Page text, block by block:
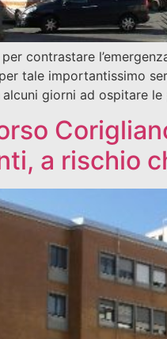
contrastare
tale importantissimo
giorni ad ospitare
a rischio